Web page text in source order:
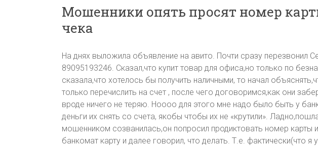
Мошенники опять просят номер
чека
На днях выложила объявление на авито. Почти сразу перезвонил
89095193246. Сказал,что купит товар для офиса,но только по
сказала,что хотелось бы получить наличными, то начал
только перечислить на счет , после чего договоримся,как они
вроде ничего не теряю. Ноооо для этого мне надо было быть у
деньги их снять со счета, якобы чтобы их не «крутили».
мошенником созванилась,он попросил продиктовать номер карты
банкомат карту и далее говорил, что делать. Т.е. фактически(что я